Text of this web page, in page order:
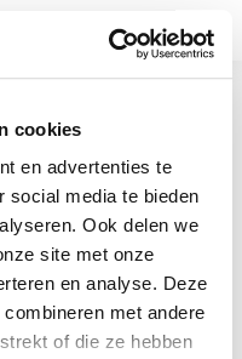
cookies
en advertenties te
social media te bieden
Ook delen we
site met onze
en analyse. Deze
met andere
of die ze hebben